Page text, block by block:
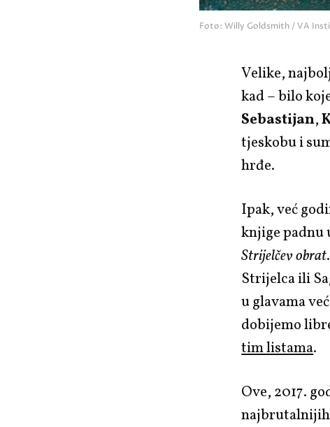
Foto: Willy Goldsmith / VA
Velike,
kad – bilo
Sebastijan,
tjeskobu i
hrđe.
Ipak, već
knjige padnu
Strijelčev obrat
Strijelca ili
u glavama
dobijemo
tim listama.
Ove, 2017.